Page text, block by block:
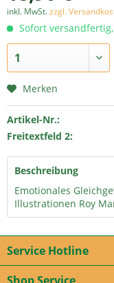
inkl. MwSt.zzgl.
Sofort
Merken
Artikel-Nr.:
Freitextfeld 2:
Beschreibung
Emotionales
Illustrationen Roy
Service Hotline